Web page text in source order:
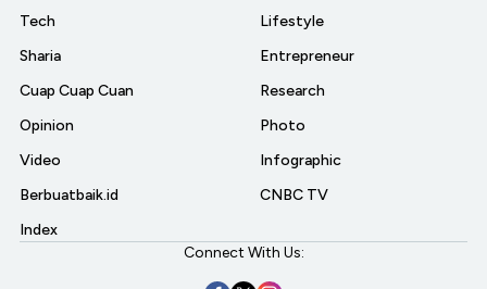
Tech
Sharia
Cuap Cuap Cuan
Opinion
Video
Berbuatbaik.id
Index
Lifestyle
Entrepreneur
Research
Photo
Infographic
CNBC TV
Connect With Us: